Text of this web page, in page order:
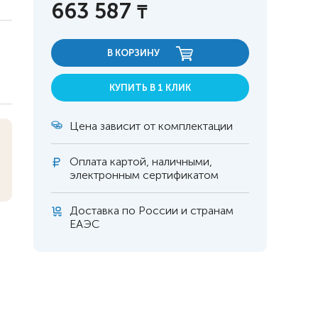
663 587₸
В КОРЗИНУ
КУПИТЬ В 1 КЛИК
Цена зависит от комплектации
Оплата картой, наличными,
электронным сертификатом
Доставка по России и странам
ЕАЭС